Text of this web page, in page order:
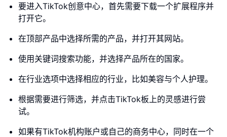
要进入TikTok创意中心，首先需要下载一个扩展程序并
打开它。
在顶部产品中选择所需的产品，并打开其网站。
使用关键词搜索功能，并选择产品所在的国家。
在行业选项中选择相应的行业，比如美容与个人护理。
根据需要进行筛选，并点击TikTok板上的灵感进行尝
试。
如果有TikTok机构账户或自己的商务中心，同时在一个